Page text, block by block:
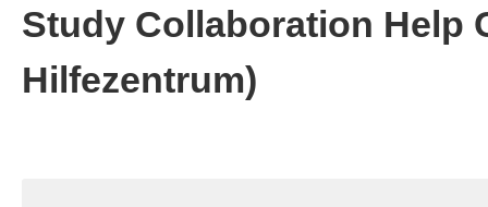
Study Collaboration Help
Hilfezentrum)